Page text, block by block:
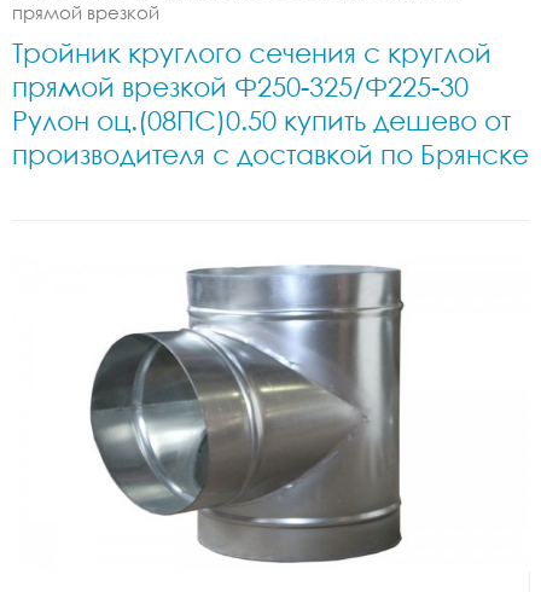
прямой врезкой
Тройник круглого сечения с круглой
прямой врезкой Ф250-325/Ф225-30
Рулон оц.(08ПС)0.50 купить дешево от
производителя с доставкой по Брянске